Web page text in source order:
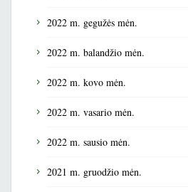
2022 m. gegužės mėn.
2022 m. balandžio mėn.
2022 m. kovo mėn.
2022 m. vasario mėn.
2022 m. sausio mėn.
2021 m. gruodžio mėn.